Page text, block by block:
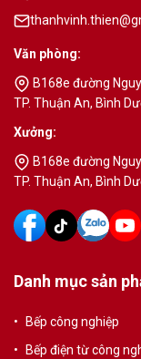
Văn phòng:
B168e đường
TP. Thuận An, Bình
Xưởng:
B168e đường
TP. Thuận An, Bình
Danh mục sản
Bếp công nghiệp
Bếp điện từ công